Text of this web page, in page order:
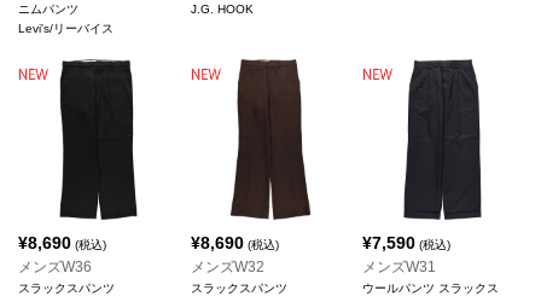
ニムパンツ
Levi's/リーバイス
J.G. HOOK
¥8,690 (税込)
メンズW36
スラックスパンツ
¥8,690(税込)
メンズW32
スラックスパンツ
¥7,590 (税込)
メンズW31
ウールパンツ スラックス